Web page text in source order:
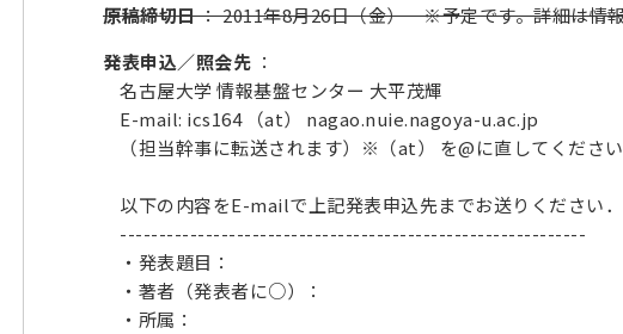
原稿締切日： 2011年8月26日（金） ※予定です。詳細は情
発表申込／照会先 ：
名古屋大学 情報基盤センター 大平茂輝
E-mail: ics164 （at） nagao.nuie.nagoya-u.ac.jp
（担当幹事に転送されます）※（at） を@に直してください
以下の内容をE-mailで上記発表申込先までお送りください．
------------------------------------------------------------
・発表題目：
・著者（発表者に○）：
・所属：